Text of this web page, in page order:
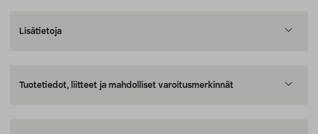
Lisätietoja
Tuotetiedot, liitteet ja mahdolliset varoitusmerkinnät